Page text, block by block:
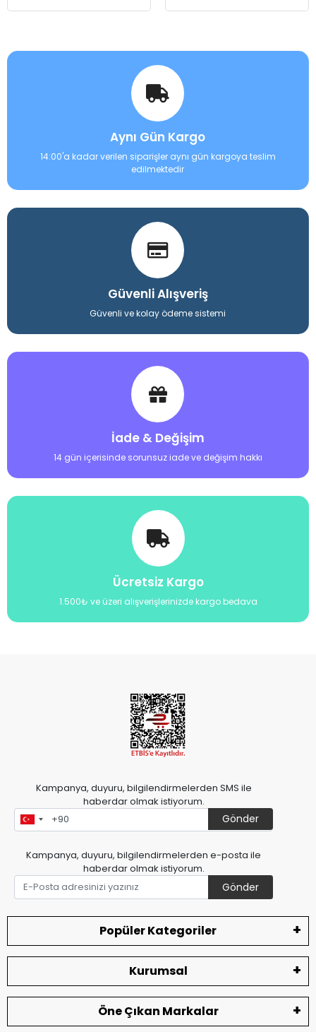
Aynı Gün Kargo
14:00'a kadar verilen siparişler aynı gün kargoya teslim
edilmektedir
Güvenli Alışveriş
Güvenli ve kolay ödeme sistemi
İade & Değişim
14 gün içerisinde sorunsuz iade ve değişim hakkı
Ücretsiz Kargo
1.500₺ ve üzeri alışverişlerinizde kargo bedava
Kampanya, duyuru, bilgilendirmelerden SMS ile
haberdar olmak istiyorum.
Gönder
Kampanya, duyuru, bilgilendirmelerden e-posta ile
haberdar olmak istiyorum.
Gönder
Popüler Kategoriler
Kurumsal
Öne Çıkan Markalar